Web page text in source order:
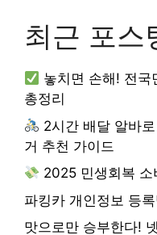
최근 포스
놓치면 손해! 전국
총정리
2시간 배달 알바
거 추천 가이드
2025 민생회복 소
파킹카 개인정보 등
맛으로만 승부한다!